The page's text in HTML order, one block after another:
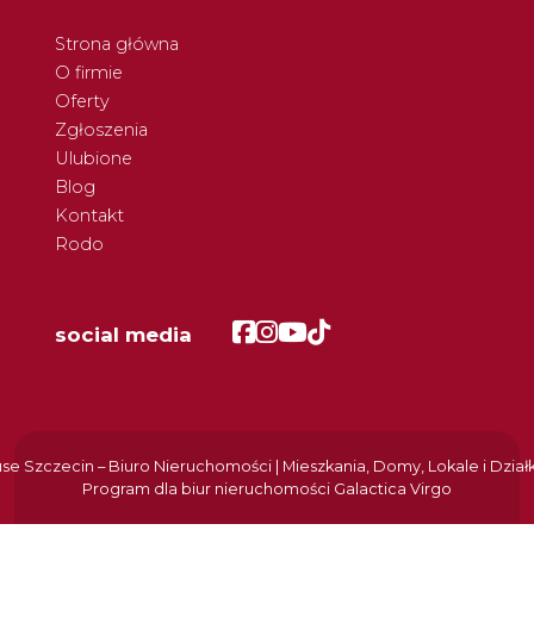
Strona główna
O firmie
Oferty
Zgłoszenia
Ulubione
Blog
Kontakt
Rodo
social media Facebook
Facebook
Facebook
Facebook
Szczecin – Biuro Nieruchomości | Mieszkania, Domy, Lokale i
Program dla biur nieruchomości Galactica Virgo